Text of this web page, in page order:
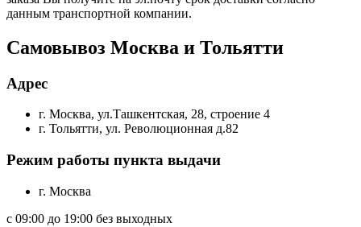
данным транспортной компании.
Самовывоз Москва и Тольятти
Адрес
г. Москва, ул.Ташкентская, 28, строение 4
г. Тольятти, ул. Революционная д.82
Режим работы пункта выдачи
г. Москва
с 09:00 до 19:00 без выходных